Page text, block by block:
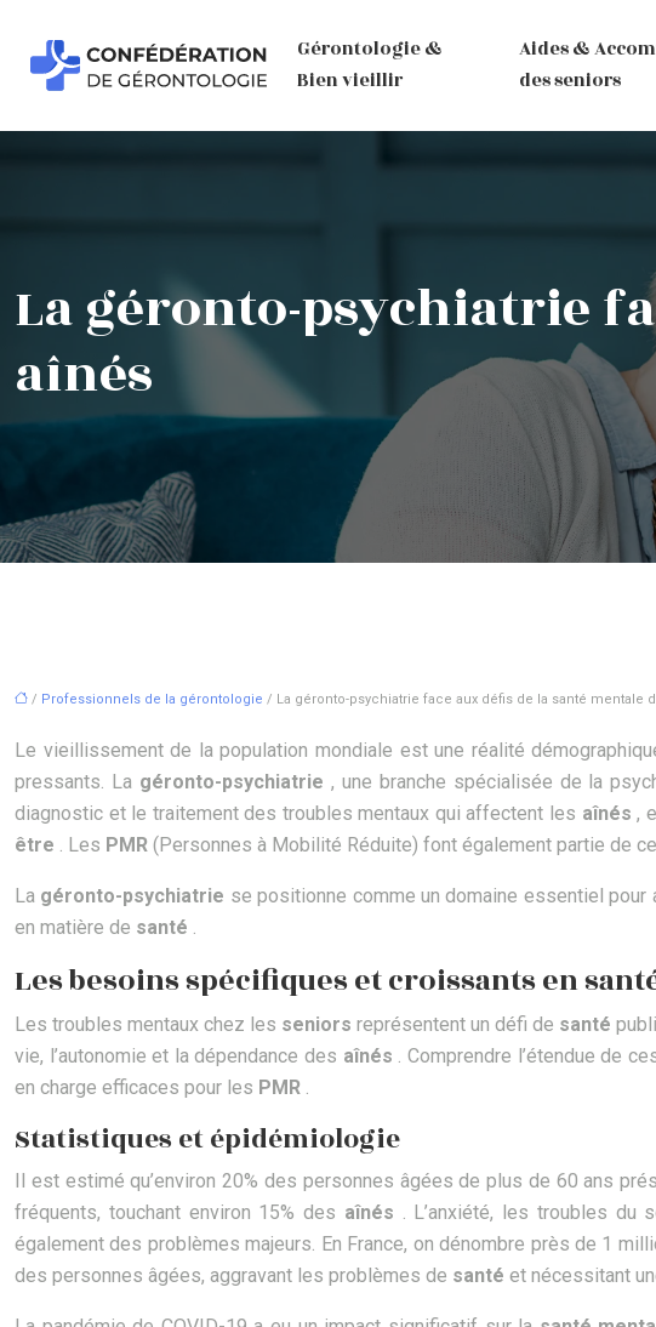
Gérontologie &
Bien vieillir
Aides &
des seniors
La géronto-psychiatrie
aînés
/ Professionnels de la gérontologie / La géronto-psychiatrie face aux défis de la santé mentale
Le vieillissement de la population mondiale est une réalité
pressants. La géronto-psychiatrie , une branche spécialisée de la
diagnostic et le traitement des troubles mentaux qui affectent les aînés,
être . Les PMR (Personnes à Mobilité Réduite) font également partie de
La géronto-psychiatrie se positionne comme un domaine essentiel pour
en matière de santé .
Les besoins spécifiques et croissants en
Les troubles mentaux chez les seniors représentent un défi de santé
vie, l’autonomie et la dépendance des aînés . Comprendre l’étendue de
en charge efficaces pour les PMR .
Statistiques et épidémiologie
Il est estimé qu’environ 20% des personnes âgées de plus de 60 ans
fréquents, touchant environ 15% des aînés . L’anxiété, les troubles du
également des problèmes majeurs. En France, on dénombre près de 1
des personnes âgées, aggravant les problèmes de santé et nécessitant